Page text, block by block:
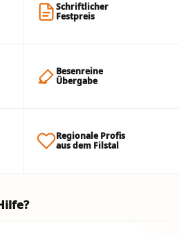
Schriftlicher
Festpreis
Besenreine
Übergabe
Regionale Profis
aus dem Filstal